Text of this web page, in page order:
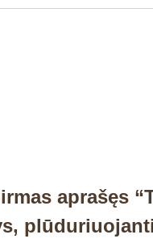
aprašęs